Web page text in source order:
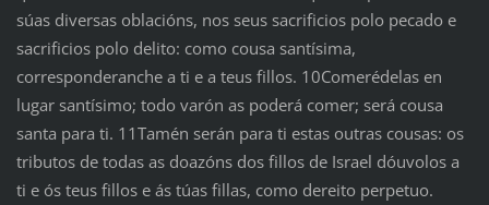
súas diversas oblacións, nos seus sacrificios polo pecado e
sacrificios polo delito: como cousa santísima,
corresponderanche a ti e a teus fillos. 10Comerédelas en
lugar santísimo; todo varón as poderá comer; será cousa
santa para ti. 11Tamén serán para ti estas outras cousas: os
tributos de todas as doazóns dos fillos de Israel dóuvolos a
ti e ós teus fillos e ás túas fillas, como dereito perpetuo.